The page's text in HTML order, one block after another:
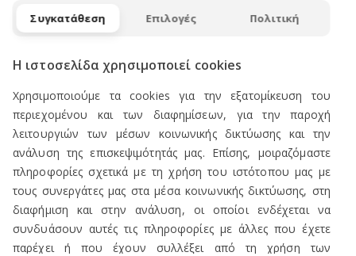
ΠΡΟΪΟΝΤΑ
Πωλείται Εξοπλισμός καταστήματος ενδυμάτων
Ανδρική Ενδυση
Συγκατάθεση Επιλογές Πολιτική
Η ιστοσελίδα χρησιμοποιεί cookies
Χρησιμοποιούμε τα cookies για την εξατομίκευση του
περιεχομένου και των διαφημίσεων, για την παροχή
λειτουργιών των μέσων κοινωνικής δικτύωσης και την
ανάλυση της επισκεψιμότητάς μας. Επίσης, μοιραζόμαστε
πληροφορίες σχετικά με τη χρήση του ιστότοπου μας με
τους συνεργάτες μας στα μέσα κοινωνικής δικτύωσης, στη
διαφήμιση και στην ανάλυση, οι οποίοι ενδέχεται να
συνδυάσουν αυτές τις πληροφορίες με άλλες που έχετε
παρέχει ή που έχουν συλλέξει από τη χρήση των